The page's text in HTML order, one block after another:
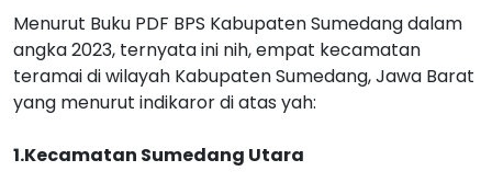
Menurut Buku PDF BPS Kabupaten Sumedang dalam
angka 2023, ternyata ini nih, empat kecamatan
teramai di wilayah Kabupaten Sumedang, Jawa Barat
yang menurut indikaror di atas yah:
1.Kecamatan Sumedang Utara